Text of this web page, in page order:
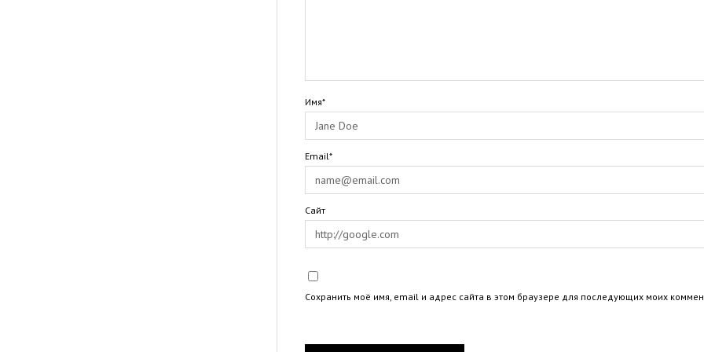
Имя*
Email*
Сайт
Сохранить моё имя, email и адрес сайта в этом браузере для последующих моих